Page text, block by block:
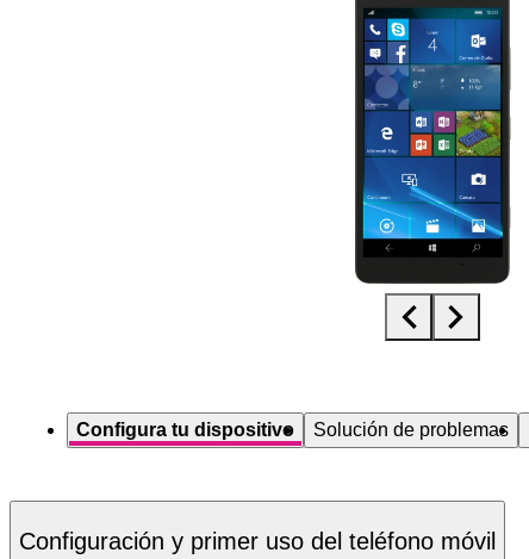
Configura tu dispositivo Solución de problemas
Configuración y primer uso del teléfono móvil